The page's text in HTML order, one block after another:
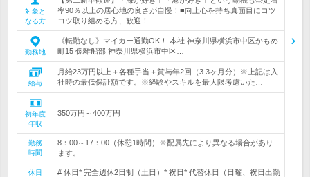
対象と
なる方
率90％以上の居心地の良さが自慢！■向上心を持ち真面目にコツ
コツ取り組める方、歓迎！
勤務地
《転勤なし》マイカー通勤OK！ 本社 神奈川県横浜市中区かもめ
町15 係離船部 神奈川県横浜市中区…
給与
月給23万円以上＋各種手当＋賞与年2回（3.3ヶ月分）※上記は入
社時の最低保証額です。※経験やスキルを最大限考慮いた…
初年度
年収
350万円～400万円
勤務
時間
8：00～17：00（休憩1時間）※配属先により異なる場合があり
ます。
休日
# 休日* 完全週休2日制（土日）* 祝日* 代替休日（日曜、祝日出勤